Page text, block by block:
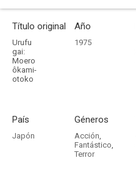
Título original
Urufu
gai:
Moero
ôkami-
otoko
Año
1975
País
Japón
Géneros
Acción,
Fantástico,
Terror